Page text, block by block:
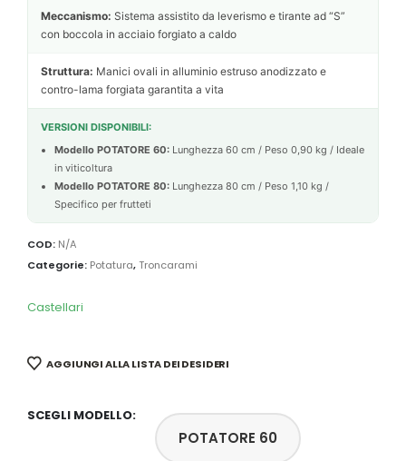
Meccanismo: Sistema assistito da leverismo e tirante ad “S”
con boccola in acciaio forgiato a caldo
Struttura: Manici ovali in alluminio estruso anodizzato e
contro-lama forgiata garantita a vita
VERSIONI DISPONIBILI:
Modello POTATORE 60: Lunghezza 60 cm / Peso 0,90 kg / Ideale
in viticoltura
Modello POTATORE 80: Lunghezza 80 cm / Peso 1,10 kg /
Specifico per frutteti
COD: N/A
Categorie: Potatura,Troncarami
Castellari
AGGIUNGI ALLA LISTA DEI DESIDERI
SCEGLI MODELLO
POTATORE 60